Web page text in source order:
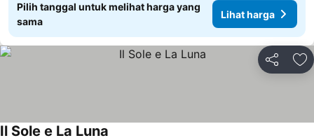
Pilih tanggal untuk melihat harga yang
sama
Lihat harga
Bagikan
Il Sole e La Luna